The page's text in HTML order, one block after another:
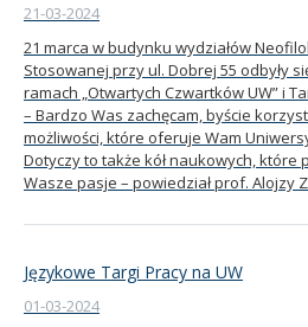
21-03-2024
21 marca w budynku wydziałów
Stosowanej przy ul. Dobrej 55 odbyły
ramach „Otwartych Czwartków UW” i
– Bardzo Was zachęcam, byście
możliwości, które oferuje Wam
Dotyczy to także kół naukowych, które
Wasze pasje – powiedział prof. Alojzy
Językowe Targi Pracy na UW
01-03-2024